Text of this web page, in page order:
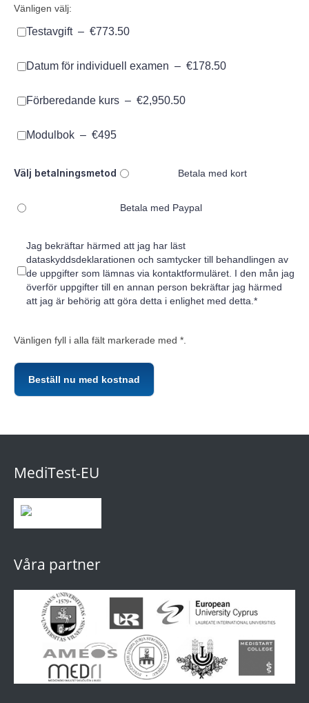
Vänligen välj:
Testavgift – €773.50
Datum för individuell examen – €178.50
Förberedande kurs – €2,950.50
Modulbok – €495
Välj betalningsmetod Betala med kort
Betala med Paypal
Jag bekräftar härmed att jag har läst
dataskyddsdeklarationen och samtycker till behandlingen av
de uppgifter som lämnas via kontaktformuläret. I den mån jag
överför uppgifter till en annan person bekräftar jag härmed
att jag är behörig att göra detta i enlighet med detta.*
Vänligen fyll i alla fält markerade med *.
Beställ nu med kostnad
MediTest-EU
Våra partner